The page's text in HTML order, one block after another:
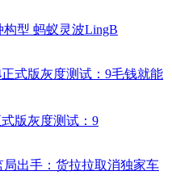
型 蚂蚁灵波LingB
版灰度测试：9